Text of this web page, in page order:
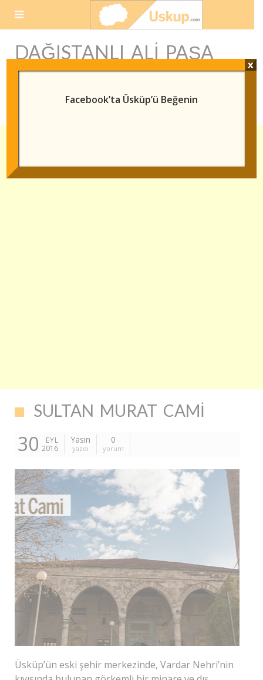
DAĞISTANLI ALI PAŞA
TÜRBESI HAKKINDA
SULTAN MURAT CAMI
30
EYL
2016
Yasin
yazdı
0
yorum
Üsküp’ün eski şehir merkezinde, Vardar Nehri’nin
Facebook’ta Üsküp’ü Beğenin
x